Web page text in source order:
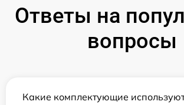
Ответы на
вопросы
Какие комплектующие